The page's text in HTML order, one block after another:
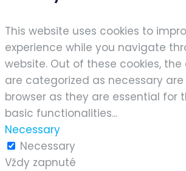
This website uses cookies to
experience while you navigate
website. Out of these cookies,
are categorized as necessary
browser as they are essential for
basic functionalities...
Necessary
Necessary
Vždy zapnuté